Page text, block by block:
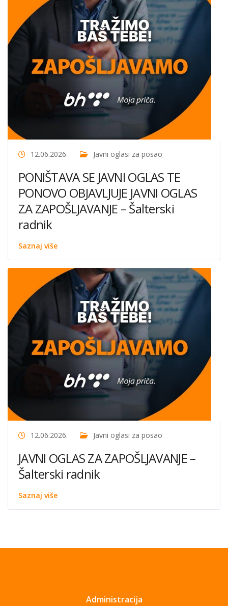
12.06.2026. Javni oglasi za posao
PONIŠTAVA SE JAVNI OGLAS TE
PONOVO OBJAVLJUJE JAVNI OGLAS
ZA ZAPOŠLJAVANJE – Šalterski
radnik
Saznaj više
12.06.2026. Javni oglasi za posao
JAVNI OGLAS ZA ZAPOŠLJAVANJE –
Šalterski radnik
Saznaj više
Administracija